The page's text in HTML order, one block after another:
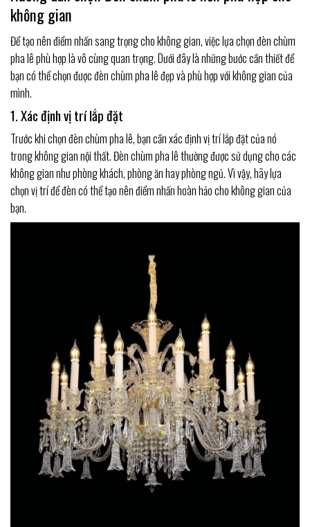
không gian
Để tạo nên điểm nhấn sang trọng cho không gian, việc lựa chọn đèn chùm
pha lê phù hợp là vô cùng quan trọng. Dưới đây là những bước cần thiết để
bạn có thể chọn được đèn chùm pha lê đẹp và phù hợp với không gian của
mình.
1. Xác định vị trí lắp đặt
Trước khi chọn đèn chùm pha lê, bạn cần xác định vị trí lắp đặt của nó
trong không gian nội thất. Đèn chùm pha lê thường được sử dụng cho các
không gian như phòng khách, phòng ăn hay phòng ngủ. Vì vậy, hãy lựa
chọn vị trí để đèn có thể tạo nên điểm nhấn hoàn hảo cho không gian của
bạn.